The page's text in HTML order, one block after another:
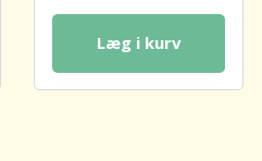
Læg i kurv